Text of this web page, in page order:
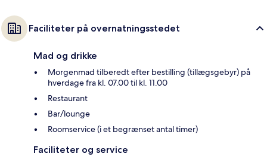
Faciliteter på overnatningsstedet
Mad og drikke
Morgenmad tilberedt efter bestilling (tillægsgebyr) på
hverdage fra kl. 07.00 til kl. 11.00
Restaurant
Bar/lounge
Roomservice (i et begrænset antal timer)
Faciliteter og service